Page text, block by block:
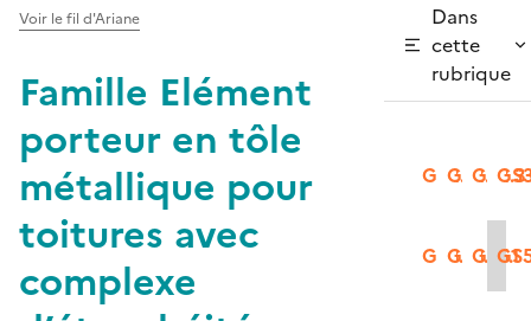
Voir le fil d'Ariane
Famille Elément
porteur en tôle
métallique pour
toitures avec
complexe
Dans
cette
rubrique
GS2.1GS2.2GS2.3
GS3.2GS3.3
GS5.1